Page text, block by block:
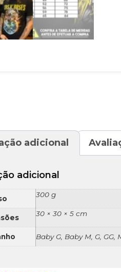
adicional
adicional
300 g
30 × 30 × 5 cm
Baby G, Baby M, G, GG,